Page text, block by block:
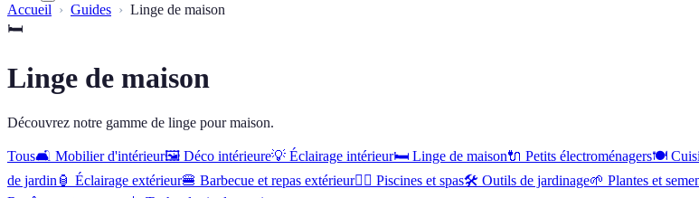
Accueil
Guides
Linge de maison
🛏️
Linge de maison
Découvrez notre gamme de linge pour maison.
Tous🛋️ Mobilier d'intérieur🖼️ Déco intérieure💡 Éclairage intérieur🛏️ Linge de maison🔌 Petits électroménagers🍽️
de jardin 🏮 Éclairage extérieur🍔 Barbecue et repas extérieur🏊‍♂️ Piscines et spas🛠️ Outils de jardinage🌱 Plantes et